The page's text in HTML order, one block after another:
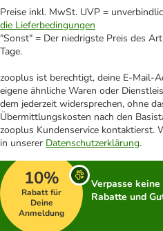
Preise inkl. MwSt. UVP =
die Lieferbedingungen
"Sonst" = Der niedrigste Preis des
Tage.
zooplus ist berechtigt, deine E-Mail-
eigene ähnliche Waren oder
dem jederzeit widersprechen, ohne
Übermittlungskosten nach den
zooplus Kundenservice kontaktierst.
in unserer Datenschutzerklärung.
10%
Rabatt für
Deine
Anmeldung
Verpasse
Rabatte und